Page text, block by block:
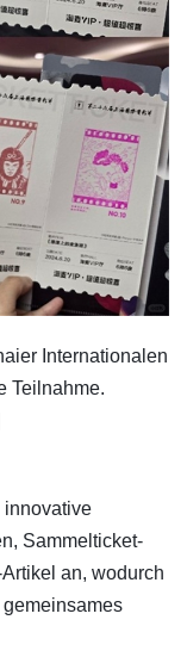
Internationalen
Teilnahme.
innovative
Sammelticket-
an, wodurch